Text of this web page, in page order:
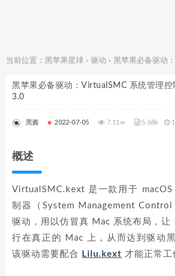
当前位置： 黑苹果星球 > 驱动 > 黑苹果必备驱动：
黑苹果必备驱动：VirtualSMC 系统管理控
3.0
黑酱 2022-07-05 7.11w 5.68k
概述
VirtualSMC.kext 是一款用于
制器（System Management Control
驱动，用以仿冒真 Mac 系统布局，让
行在真正的 Mac 上，从而达到驱动
该驱动需要配合
Lilu.kext 才能正常工